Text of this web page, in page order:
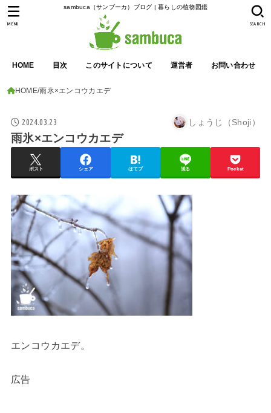
sambuca（サンブーカ）ブログ | 暮らしの植物図鑑
HOME 目次 このサイトについて 運営者 お問い合わせ
SEARCH
MENU
HOME 雨氷×エンコウカエデ
2024.03.23 しょうじ（Shoji）
雨氷×エンコウカエデ
ポスト シェア はてブ 送る Pocket
エンコウカエデ。
広告